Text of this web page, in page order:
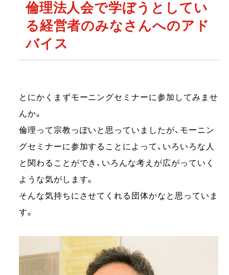
倫理法人会で学ぼうとしてい
る経営者のみなさんへのアド
バイス
とにかくまずモーニングセミナーに参加してみませ
んか。
倫理って宗教っぽいと思っていましたが、モーニン
グセミナーに参加することによって、いろいろな人
と関わることができ、いろんな考えが広がっていく
ような気がします。
そんな気持ちにさせてくれる団体かなと思っていま
す。